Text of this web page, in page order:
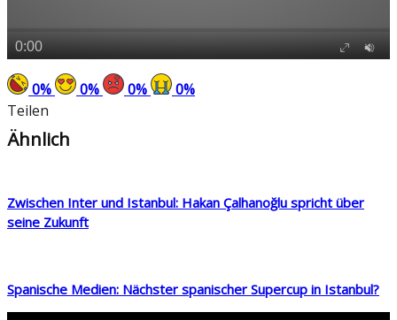
0% 0% 0% 0%
Teilen
Ähnlich
Zwischen Inter und Istanbul: Hakan Çalhanoğlu spricht über
seine Zukunft
Spanische Medien: Nächster spanischer Supercup in Istanbul?